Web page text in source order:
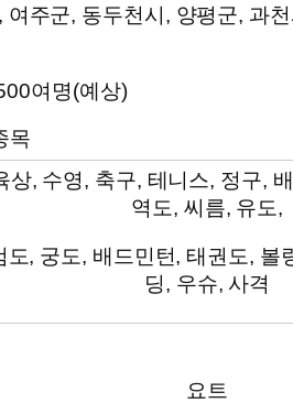
여주군, 동두천시, 양평군, 과
여명(예상)
목
상, 수영, 축구, 테니스, 정구,
역도, 씨름, 유도,
도, 궁도, 배드민턴, 태권도, 볼
딩, 우슈, 사격
요트